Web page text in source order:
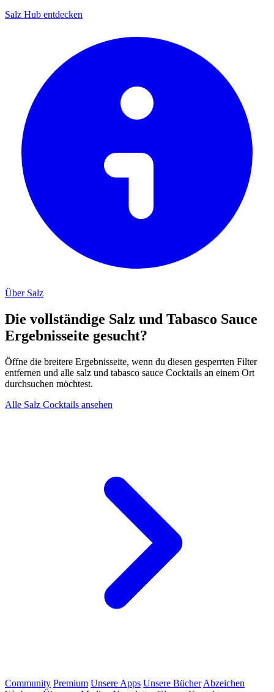
Salz Hub entdecken
Über Salz
Die vollständige Salz und Tabasco Sauce
Ergebnisseite gesucht?
Öffne die breitere Ergebnisseite, wenn du diesen gesperrten Filter
entfernen und alle salz und tabasco sauce Cocktails an einem Ort
durchsuchen möchtest.
Alle Salz Cocktails ansehen
Community Premium Unsere Apps Unsere Bücher Abzeichen